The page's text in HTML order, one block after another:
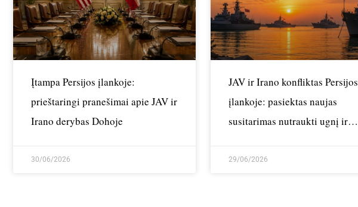
Įtampa Persijos įlankoje:
prieštaringi pranešimai apie JAV ir
Irano derybas Dohoje
30/06/2026
JAV ir Irano konfliktas Persijos
įlankoje: pasiektas naujas
susitarimas nutraukti ugnį ir
29/06/2026